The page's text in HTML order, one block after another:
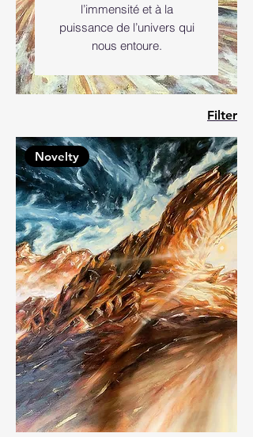
l’immensité et à la
puissance de l’univers qui
nous entoure.
Filter
Novelty